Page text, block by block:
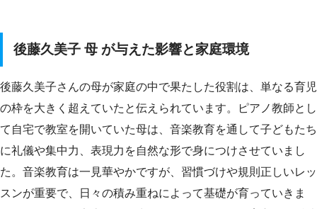
後藤久美子 母 が与えた影響と家庭環境
後藤久美子さんの母が家庭の中で果たした役割は、単なる育児
の枠を大きく超えていたと伝えられています。ピアノ教師とし
て自宅で教室を開いていた母は、音楽教育を通して子どもたち
に礼儀や集中力、表現力を自然な形で身につけさせていまし
た。音楽教育は一見華やかですが、習慣づけや規則正しいレッ
スンが重要で、日々の積み重ねによって基礎が育っていきま